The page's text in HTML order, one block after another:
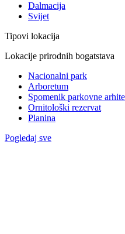
Dalmacija
Svijet
Tipovi lokacija
Lokacije prirodnih bogatstava
Nacionalni park
Arboretum
Spomenik parkovne
Ornitološki rezervat
Planina
Pogledaj sve